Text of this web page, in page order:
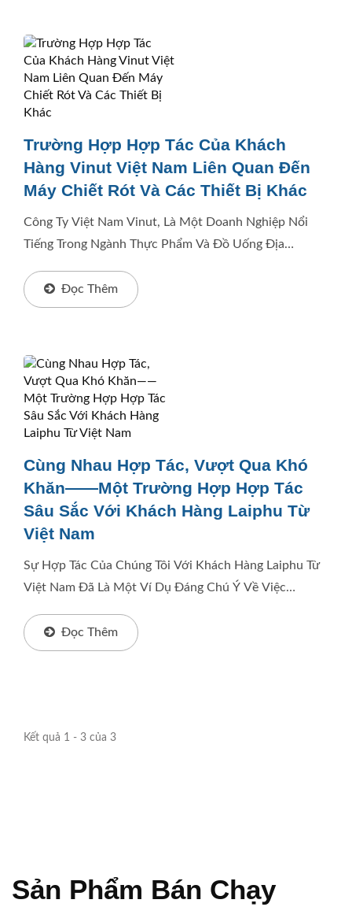
Trường Hợp Hợp Tác Của Khách
Hàng Vinut Việt Nam Liên Quan Đến
Máy Chiết Rót Và Các Thiết Bị Khác
Công Ty Việt Nam Vinut, Là Một Doanh Nghiệp Nổi
Tiếng Trong Ngành Thực Phẩm Và Đồ Uống Địa
Các Loại Nước...
Đọc Thêm
Cùng Nhau Hợp Tác, Vượt Qua Khó
Khăn——Một Trường Hợp Hợp Tác
Sâu Sắc Với Khách Hàng Laiphu Từ
Việt Nam
Sự Hợp Tác Của Chúng Tôi Với Khách Hàng Laiphu Từ
Việt Nam Đã Là Một Ví Dụ Đáng Chú Ý Về Việc
Từ Việc Cùng...
Đọc Thêm
Kết quả 1 - 3 của 3
Sản Phẩm Bán Chạy